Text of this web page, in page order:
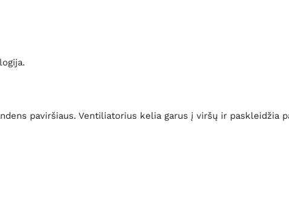
paviršiaus. Ventiliatorius kelia garus į viršų ir paskleidžia